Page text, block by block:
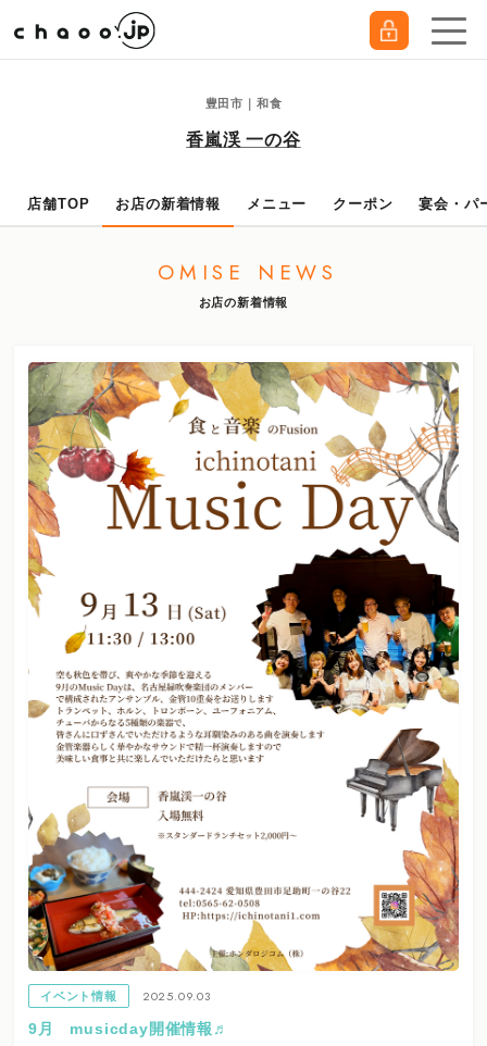
豊田市｜和食
香嵐渓 一の谷
店舗TOP お店の新着情報 メニュー クーポン 宴会・パ
OMISE NEWS
お店の新着情報
イベント情報
2025.09.03
9月 musicday開催情報♬